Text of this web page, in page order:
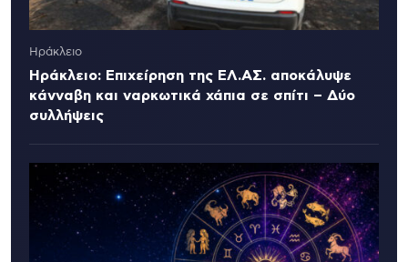
Ηράκλειο
Ηράκλειο: Επιχείρηση της ΕΛ.ΑΣ. αποκάλυψε
κάνναβη και ναρκωτικά χάπια σε σπίτι – Δύο
συλλήψεις